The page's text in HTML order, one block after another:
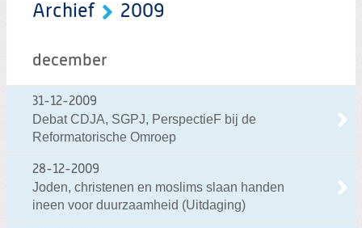
Archief 2009
december
31-12-2009
Debat CDJA, SGPJ, PerspectieF bij de
Reformatorische Omroep
28-12-2009
Joden, christenen en moslims slaan handen
ineen voor duurzaamheid (Uitdaging)